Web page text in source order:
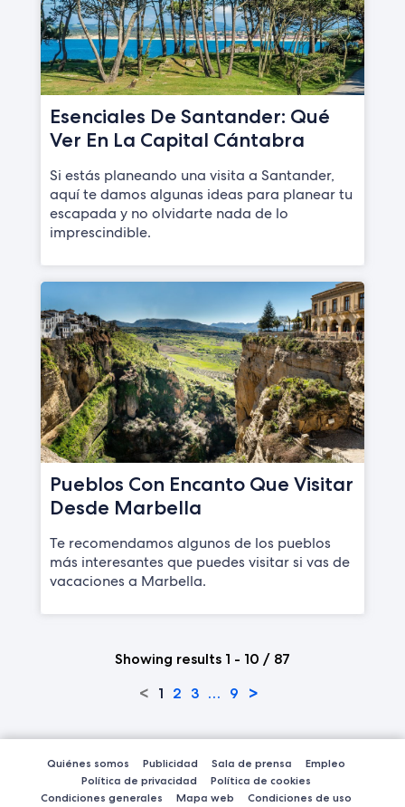
Esenciales De Santander: Qué
Ver En La Capital Cántabra
Si estás planeando una visita a Santander,
aquí te damos algunas ideas para planear tu
escapada y no olvidarte nada de lo
imprescindible.
Pueblos Con Encanto Que Visitar
Desde Marbella
Te recomendamos algunos de los pueblos
más interesantes que puedes visitar si vas de
vacaciones a Marbella.
Showing results 1 - 10 / 87
< 1 2 3 … 9 >
Quiénes somos Publicidad Sala de prensa
Empleo
Política de privacidad
Política de cookies
Condiciones generales
Mapa web Condiciones de uso